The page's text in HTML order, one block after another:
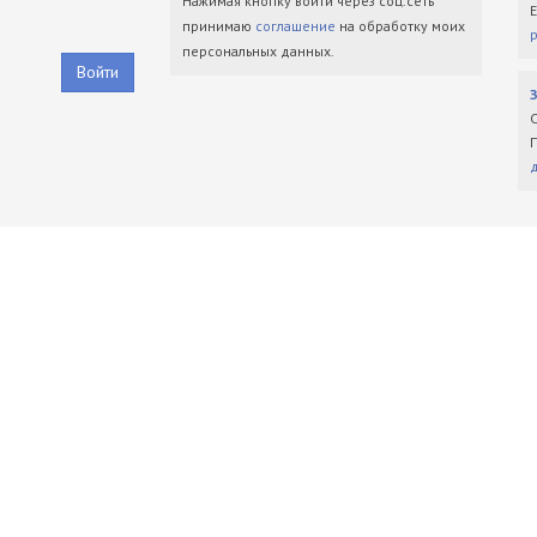
Войти
принимаю соглашение на обработку моих
персональных данных.